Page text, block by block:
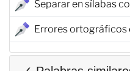
Separar en sílabas
Errores ortográficos